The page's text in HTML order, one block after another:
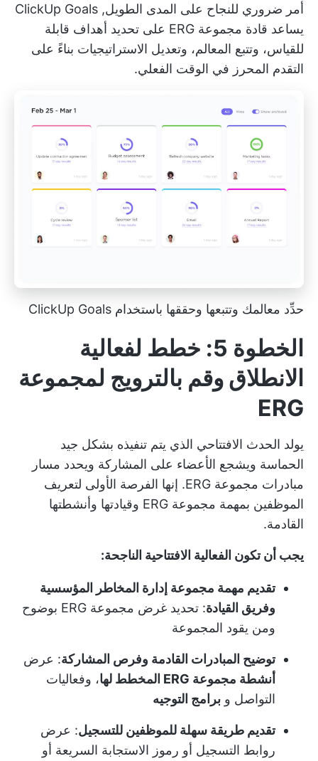
أمر ضروري للنجاح على المدى الطويل, ClickUp Goals
يساعد قادة مجموعة ERG على تحديد أهداف قابلة
للقياس، وتتبع المعالم، وتعديل الاستراتيجيات بناءً على
التقدم المحرز في الوقت الفعلي.
حدِّد معالمك وتتبعها وحققها باستخدام ClickUp Goals
الخطوة 5: خطط لفعالية
الانطلاق وقم بالترويج لمجموعة
ERG
يولد الحدث الافتتاحي الذي يتم تنفيذه بشكل جيد
الحماسة ويشجع الأعضاء على المشاركة ويحدد مسار
مبادرات مجموعة ERG. إنها الفرصة الأولى لتعريف
الموظفين بمهمة مجموعة ERG وقيادتها وأنشطتها
القادمة.
يجب أن تكون الفعالية الافتتاحية الناجحة:
تقديم مهمة مجموعة إدارة المخاطر المؤسسية
وفريق القيادة
: تحديد غرض مجموعة ERG بوضوح
ومن يقود المجموعة
توضيح المبادرات القادمة وفرص المشاركة: عرض
أنشطة مجموعة ERG المخطط لها
، وفعاليات
التواصل و برامج التوجيه
تقديم طريقة سهلة للموظفين للتسجيل: عرض
روابط التسجيل أو رموز الاستجابة السريعة أو